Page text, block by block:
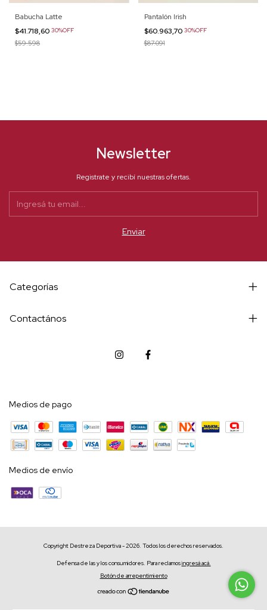
Babucha Latte
$41.718,60 30%OFF
$59.598
Pantalón Irish
$60.963,70 30%OFF
$87.091
Newsletter
Registrate y recibí nuestras ofertas.
Categorías
Contactános
Medios de pago
Medios de envío
Copyright Destreza Deportiva - 2026. Todos los derechos reservados.
Defensa de las y los consumidores. Para reclamosingresá acá.
Botón de arrepentimiento